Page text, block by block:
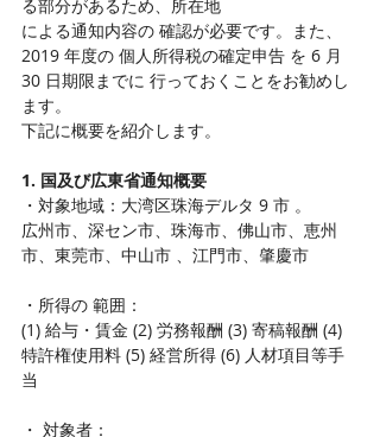
る部分があるため、所在地
による通知内容の 確認が必要です。また、
2019 年度の 個人所得税の確定申告 を 6 月
30 日期限までに 行っておくことをお勧めし
ます。
下記に概要を紹介します。
1. 国及び広東省通知概要
・対象地域：大湾区珠海デルタ 9 市 。
広州市、深セン市、珠海市、佛山市、恵州
市、東莞市、中山市 、江門市、肇慶市
・所得の 範囲：
(1) 給与・賃金 (2) 労務報酬 (3) 寄稿報酬 (4)
特許権使用料 (5) 経営所得 (6) 人材項目等手
当
・ 対象者：